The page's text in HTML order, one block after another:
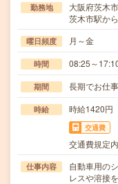
勤務地
大阪府茨木市
茨木市駅か
曜日頻度 月～金
時間 08:25～
期間 長期でお仕
時給 時給1420円
交通費
交通費規定
仕事内容
自動車用の
レスや溶接